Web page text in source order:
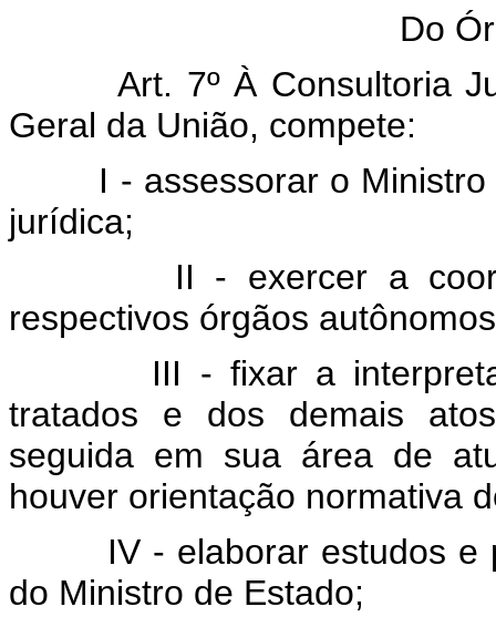
Do
Art. 7º À Consultoria
Geral da União, compete:
I - assessorar o Ministro
jurídica;
II - exercer a
respectivos órgãos
III - fixar a
tratados e dos demais
seguida em sua área de
houver orientação normativa
IV - elaborar estudos e
do Ministro de Estado;